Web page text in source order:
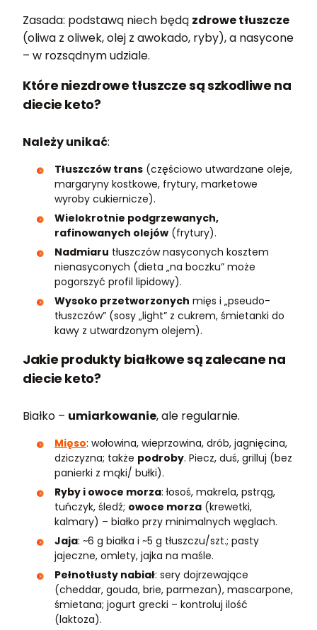
Zasada: podstawą niech będą zdrowe tłuszcze
(oliwa z oliwek, olej z awokado, ryby), a nasycone
– w rozsądnym udziale.
Które niezdrowe tłuszcze są szkodliwe na
diecie keto?
Należy unikać:
Tłuszczów trans (częściowo utwardzane oleje,
margaryny kostkowe, frytury, marketowe
wyroby cukiernicze).
Wielokrotnie podgrzewanych,
rafinowanych olejów (frytury).
Nadmiaru tłuszczów nasyconych kosztem
nienasyconych (dieta „na boczku” może
pogorszyć profil lipidowy).
Wysoko przetworzonych mięs i „pseudo-
tłuszczów” (sosy „light” z cukrem, śmietanki do
kawy z utwardzonym olejem).
Jakie produkty białkowe są zalecane na
diecie keto?
Białko – umiarkowanie, ale regularnie.
Mięso: wołowina, wieprzowina, drób, jagnięcina,
dziczyzna; także podroby. Piecz, duś, grilluj (bez
panierki z mąki/ bułki).
Ryby i owoce morza: łosoś, makrela, pstrąg,
tuńczyk, śledź; owoce morza (krewetki,
kalmary) – białko przy minimalnych węglach.
Jaja: ~6 g białka i ~5 g tłuszczu/szt.; pasty
jajeczne, omlety, jajka na maśle.
Pełnotłusty nabiał: sery dojrzewające
(cheddar, gouda, brie, parmezan), mascarpone,
śmietana; jogurt grecki – kontroluj ilość
(laktoza).